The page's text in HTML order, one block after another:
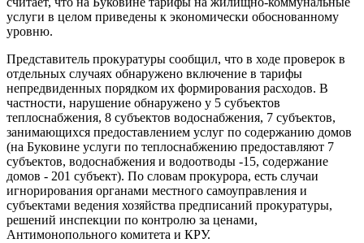
услуги в целом приведены к экономически обоснованному
уровню.
Представитель прокуратуры сообщил, что в ходе проверок в
отдельных случаях обнаружено включение в тарифы
непредвиденных порядком их формирования расходов. В
частности, нарушение обнаружено у 5 субъектов
теплоснабжения, 8 субъектов водоснабжения, 7 субъектов,
занимающихся предоставлением услуг по содержанию домов
(на Буковине услуги по теплоснабжению предоставляют 7
субъектов, водоснабжения и водоотводы -15, содержание
домов - 201 субъект). По словам прокурора, есть случаи
игнорирования органами местного самоуправления и
субъектами ведения хозяйства предписаний прокуратуры,
решений инспекции по контролю за ценами,
Антимонопольного комитета и КРУ.